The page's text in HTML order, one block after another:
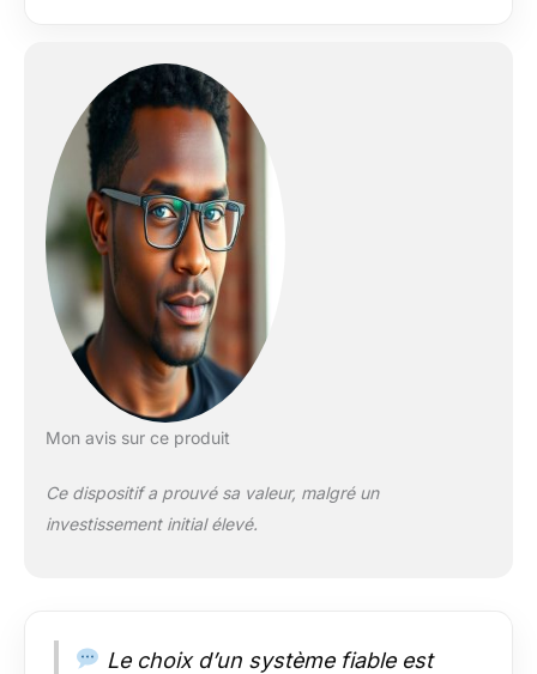
s'assurer que les
mesures appropriées
Mon avis sur ce produit
Ce dispositif a prouvé sa valeur, malgré un
investissement initial élevé.
Le choix d’un système fiable est